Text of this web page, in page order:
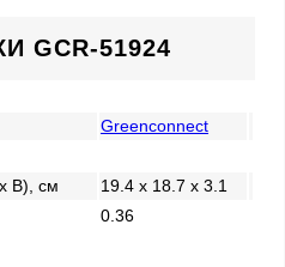
GCR-51924
Greenconnect
В), см
19.4 x 18.7 x 3.1
0.36